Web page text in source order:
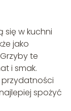
się w kuchni
jako
te
i smak.
spożyć